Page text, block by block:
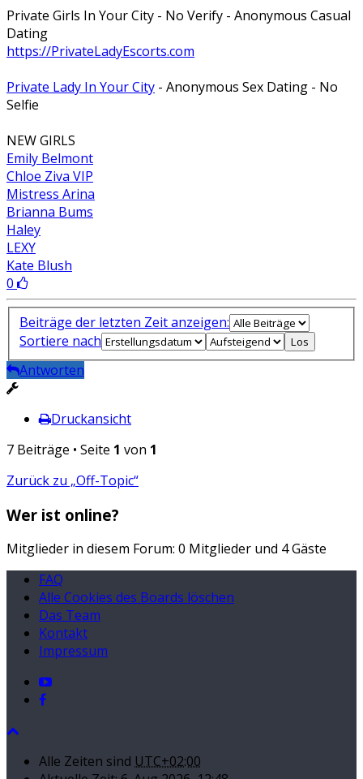
Private Girls In Your City - No Verify - Anonymous Casual
Dating
https://PrivateLadyEscorts.com
Private Lady In Your City - Anonymous Sex Dating - No
Selfie
NEW GIRLS
Emily Belmont
Chloe Ziva VIP
Mistress Arina
Brianna Bums
Haley
LEXY
Kate Blush
0
Beiträge der letzten Zeit anzeigen:
Sortiere nach
Antworten
Druckansicht
7 Beiträge • Seite 1 von 1
Zurück zu „Off-Topic“
Wer ist online?
Mitglieder in diesem Forum: 0 Mitglieder und 4 Gäste
FAQ
Alle Cookies des Boards löschen
Das Team
Kontakt
Impressum
Alle Zeiten sind UTC+02:00